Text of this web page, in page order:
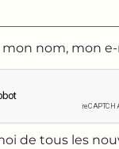
nom, mon
de tous les